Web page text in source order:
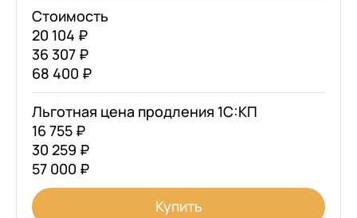
Стоимость
20 104 ₽
36 307 ₽
68 400 ₽
Льготная цена продления 1С:КП
16 755 ₽
30 259 ₽
57 000 ₽
Купить